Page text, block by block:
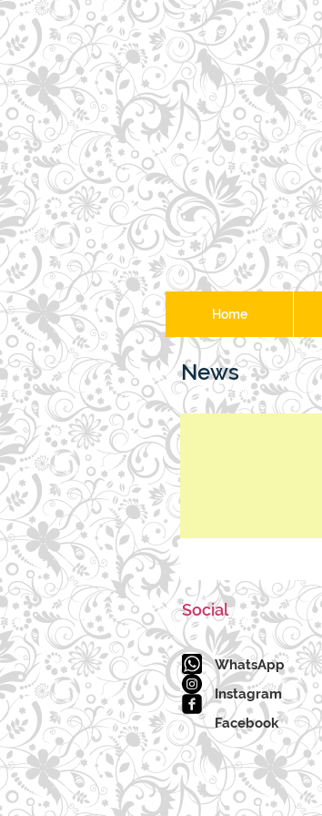
Home
News
Social
WhatsApp
Instagram
Facebook